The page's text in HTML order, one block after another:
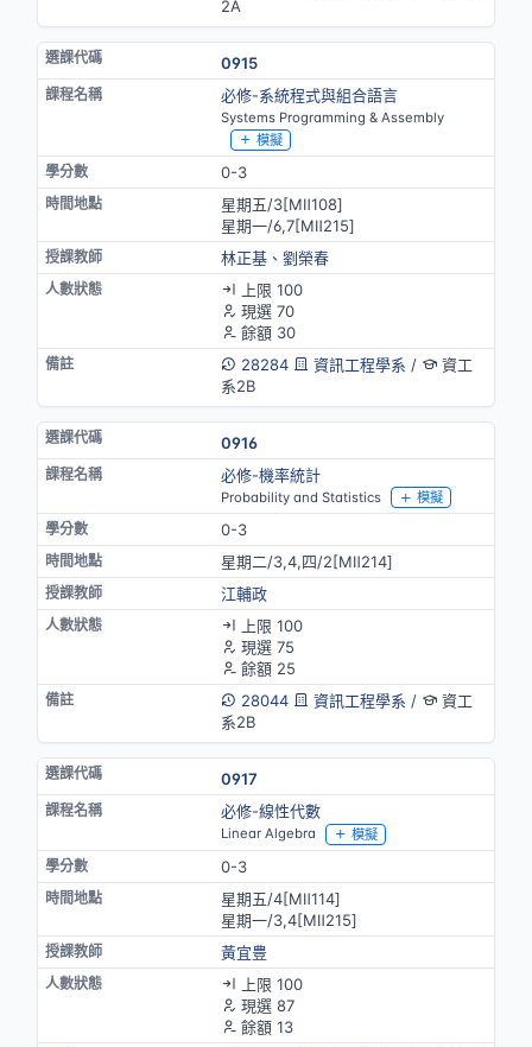
2A
0915
必修-系統程式與組合語言
Systems Programming & Assembly
模擬
0-3
星期五/3[MⅡ108]
星期一/6,7[MⅡ215]
林正基、 劉榮春
上限 100
現選 70
餘額 30
28284
資訊工程學系 /
資工
系2B
0916
必修-機率統計
Probability and Statistics 模擬
0-3
星期二/3,4,四/2[MⅡ214]
江輔政
上限 100
現選 75
餘額 25
28044
資訊工程學系 /
資工
系2B
0917
必修-線性代數
Linear Algebra 模擬
0-3
星期五/4[MⅡ114]
星期一/3,4[MⅡ215]
黃宜豊
上限 100
現選 87
餘額 13